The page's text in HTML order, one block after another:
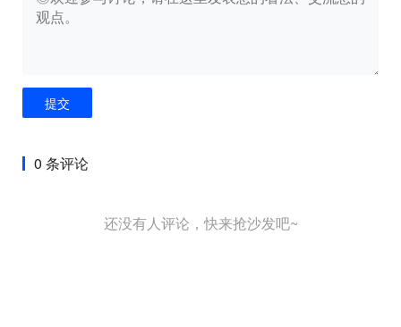
提交
0 条评论
还没有人评论，快来抢沙发吧~